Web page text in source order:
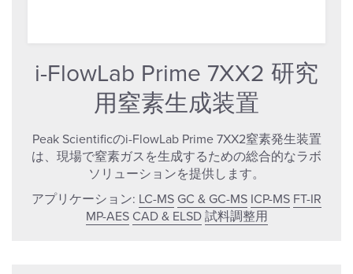
i-FlowLab Prime 7XX2 研究
用窒素生成装置
Peak Scientificのi-FlowLab Prime 7XX2窒素発生装置
は、現場で窒素ガスを生成するための総合的なラボ
ソリューションを提供します。
アプリケーション: LC-MS GC & GC-MS ICP-MS FT-IR
MP-AES CAD & ELSD 試料調整用